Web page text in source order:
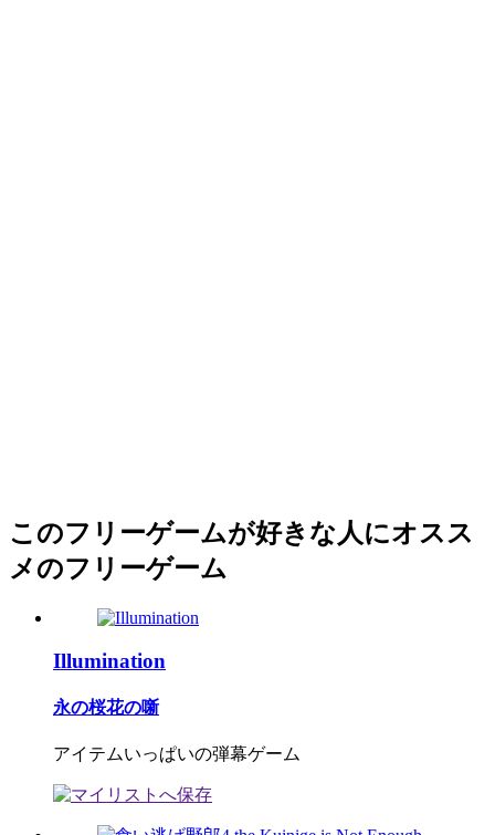
このフリーゲームが好きな人にオスス
メのフリーゲーム
Illumination
永の桜花の噺
アイテムいっぱいの弾幕ゲーム